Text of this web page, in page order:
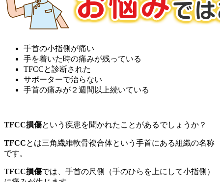
手首の小指側が痛い
手を着いた時の痛みが残っている
TFCCと診断された
サポーターで治らない
手首の痛みが２週間以上続いている
TFCC損傷という疾患を聞かれたことがあるでしょうか？
TFCCとは三角繊維軟骨複合体という手首にある組織の名称
です。
TFCC損傷では、手首の尺側（手のひらを上にして小指側）